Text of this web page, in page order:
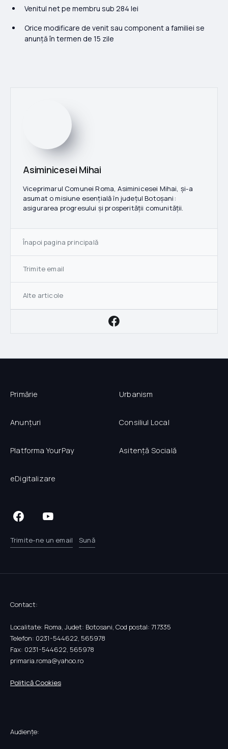
Venitul net pe membru sub 284 lei
Orice modificare de venit sau component a familiei se
anunță în termen de 15 zile
Asiminicesei Mihai
Viceprimarul Comunei Roma, Asiminicesei Mihai, și-a
asumat o misiune esențială în județul Botoșani:
asigurarea progresului și prosperității comunității.
Înapoi pagina principală
Trimite email
Alte articole
Primărie Urbanism
Anunțuri Consiliul Local
Platforma YourPay Asitență Socială
eDigitalizare
Trimite-ne un email Sună
Contact:
Localitate: Roma, Judet: Botosani, Cod postal: 717335
Telefon: 0231-544622, 565978
Fax: 0231-544622, 565978
primaria.roma@yahoo.ro
Politică Cookies
Audiențe: